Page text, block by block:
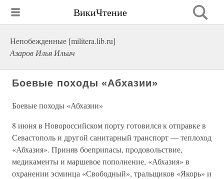
ВикиЧтение
Непобежденные [militera.lib.ru]
Азаров Илья Ильич
Боевые походы «Абхазии»
Боевые походы «Абхазии»
8 июня в Новороссийском порту готовился к отправке в
Севастополь и другой санитарный транспорт — теплоход
«Абхазия». Приняв боеприпасы, продовольствие,
медикаменты и маршевое пополнение, «Абхазия» в
охранении эсминца «Свободный», тральщиков «Якорь» и